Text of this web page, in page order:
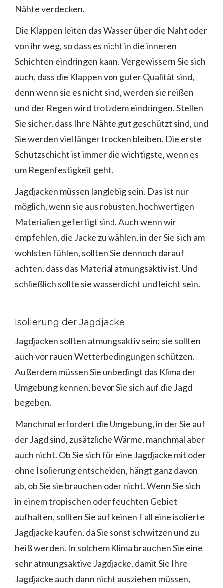
Nähte verdecken.
Die Klappen leiten das Wasser über die Naht oder
von ihr weg, so dass es nicht in die inneren
Schichten eindringen kann. Vergewissern Sie sich
auch, dass die Klappen von guter Qualität sind,
denn wenn sie es nicht sind, werden sie reißen
und der Regen wird trotzdem eindringen. Stellen
Sie sicher, dass Ihre Nähte gut geschützt sind, und
Sie werden viel länger trocken bleiben. Die erste
Schutzschicht ist immer die wichtigste, wenn es
um Regenfestigkeit geht.
Jagdjacken müssen langlebig sein. Das ist nur
möglich, wenn sie aus robusten, hochwertigen
Materialien gefertigt sind. Auch wenn wir
empfehlen, die Jacke zu wählen, in der Sie sich am
wohlsten fühlen, sollten Sie dennoch darauf
achten, dass das Material atmungsaktiv ist. Und
schließlich sollte sie wasserdicht und leicht sein.
Isolierung der Jagdjacke
Jagdjacken sollten atmungsaktiv sein; sie sollten
auch vor rauen Wetterbedingungen schützen.
Außerdem müssen Sie unbedingt das Klima der
Umgebung kennen, bevor Sie sich auf die Jagd
begeben.
Manchmal erfordert die Umgebung, in der Sie auf
der Jagd sind, zusätzliche Wärme, manchmal aber
auch nicht. Ob Sie sich für eine Jagdjacke mit oder
ohne Isolierung entscheiden, hängt ganz davon
ab, ob Sie sie brauchen oder nicht. Wenn Sie sich
in einem tropischen oder feuchten Gebiet
aufhalten, sollten Sie auf keinen Fall eine isolierte
Jagdjacke kaufen, da Sie sonst schwitzen und zu
heiß werden. In solchem Klima brauchen Sie eine
sehr atmungsaktive Jagdjacke, damit Sie Ihre
Jagdjacke auch dann nicht ausziehen müssen,